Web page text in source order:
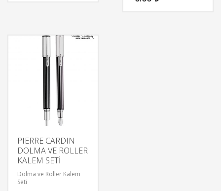
PIERRE CARDIN
DOLMA VE ROLLER
KALEM SETİ
Dolma ve Roller Kalem
Seti